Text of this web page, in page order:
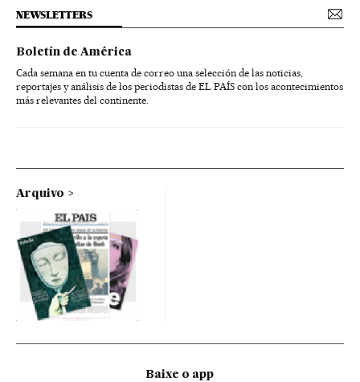
NEWSLETTERS
Boletín de América
Cada semana en tu cuenta de correo una selección de las noticias,
reportajes y análisis de los periodistas de EL PAÍS con los acontecimientos
más relevantes del continente.
Arquivo
Baixe o app